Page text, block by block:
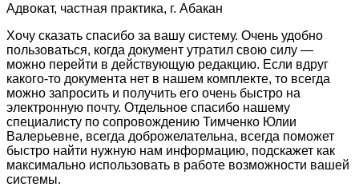
Адвокат, частная практика, г. Абакан
Хочу сказать спасибо за вашу систему. Очень удобно
пользоваться, когда документ утратил свою силу —
можно перейти в действующую редакцию. Если вдруг
какого-то документа нет в нашем комплекте, то всегда
можно запросить и получить его очень быстро на
электронную почту. Отдельное спасибо нашему
специалисту по сопровождению Тимченко Юлии
Валерьевне, всегда доброжелательна, всегда поможет
быстро найти нужную нам информацию, подскажет как
максимально использовать в работе возможности вашей
системы.